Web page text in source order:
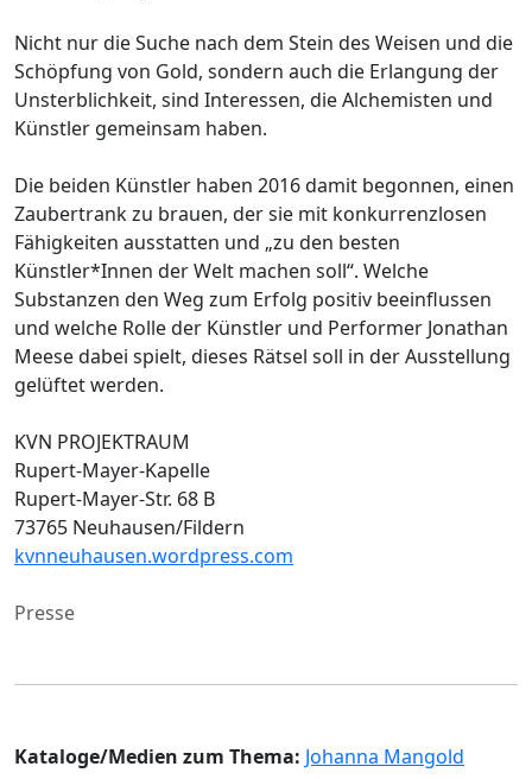
Nicht nur die Suche nach dem Stein des Weisen und die
Schöpfung von Gold, sondern auch die Erlangung der
Unsterblichkeit, sind Interessen, die Alchemisten und
Künstler gemeinsam haben.
Die beiden Künstler haben 2016 damit begonnen, einen
Zaubertrank zu brauen, der sie mit konkurrenzlosen
Fähigkeiten ausstatten und „zu den besten
Künstler*Innen der Welt machen soll“. Welche
Substanzen den Weg zum Erfolg positiv beeinflussen
und welche Rolle der Künstler und Performer Jonathan
Meese dabei spielt, dieses Rätsel soll in der Ausstellung
gelüftet werden.
KVN PROJEKTRAUM
Rupert-Mayer-Kapelle
Rupert-Mayer-Str. 68 B
73765 Neuhausen/Fildern
kvnneuhausen.wordpress.com
Presse
Kataloge/Medien zum Thema: Johanna Mangold